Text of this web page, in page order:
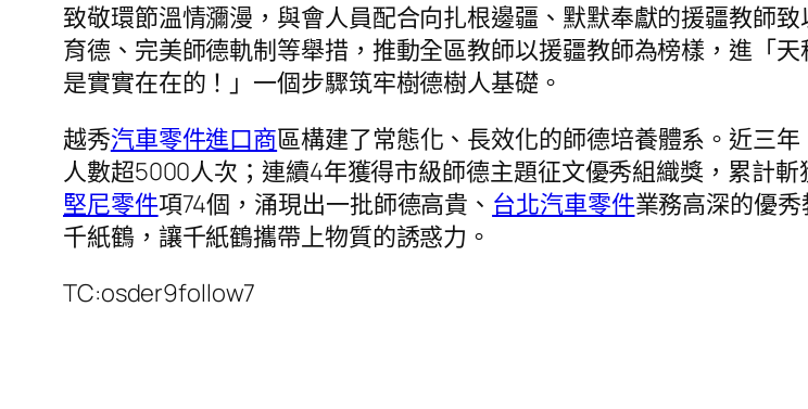
致敬環節溫情瀰漫，與會人員配合向扎根邊疆、默默奉獻的援疆教師
育德、完美師德軌制等舉措，推動全區教師以援疆教師為榜樣，進「
是實實在在的！」一個步驟筑牢樹德樹人基礎。
越秀汽車零件進口商區構建了常態化、長效化的師德培養體系。近三
人數超5000人次；連續4年獲得市級師德主題征文優秀組織獎，累計
堅尼零件項74個，涌現出一批師德高貴、 台北汽車零件業務高深的優
千紙鶴，讓千紙鶴攜帶上物質的誘惑力。
TC:osder9follow7